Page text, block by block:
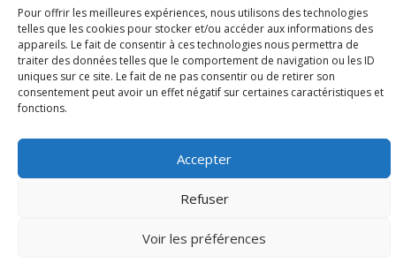
Pour offrir les meilleures expériences, nous utilisons des technologies
telles que les cookies pour stocker et/ou accéder aux informations des
appareils. Le fait de consentir à ces technologies nous permettra de
traiter des données telles que le comportement de navigation ou les ID
uniques sur ce site. Le fait de ne pas consentir ou de retirer son
consentement peut avoir un effet négatif sur certaines caractéristiques et
fonctions.
Accepter
Refuser
Voir les préférences
Pénurie du personnel infirmier :quels indicateurs
d’offre de soins pour comprendre la situation en
Wallonie ?
Mentions légales Vie privée Médiateur Accessibilité